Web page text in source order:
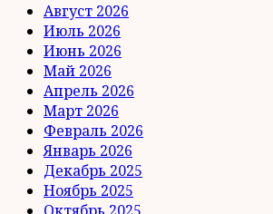
Август 2026
Июль 2026
Июнь 2026
Май 2026
Апрель 2026
Март 2026
Февраль 2026
Январь 2026
Декабрь 2025
Ноябрь 2025